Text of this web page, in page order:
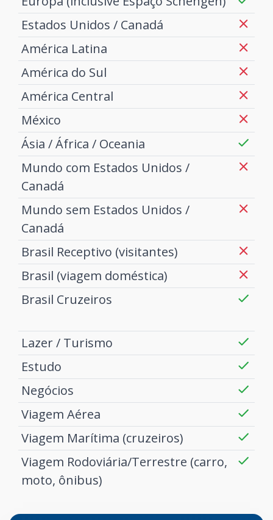
Estados Unidos / Canadá
América Latina
América do Sul
América Central
México
Ásia / África / Oceania
Mundo com Estados Unidos /
Canadá
Mundo sem Estados Unidos /
Canadá
Brasil Receptivo (visitantes)
Brasil (viagem doméstica)
Brasil Cruzeiros
Lazer / Turismo
Estudo
Negócios
Viagem Aérea
Viagem Marítima (cruzeiros)
Viagem Rodoviária/Terrestre (carro,
moto, ônibus)